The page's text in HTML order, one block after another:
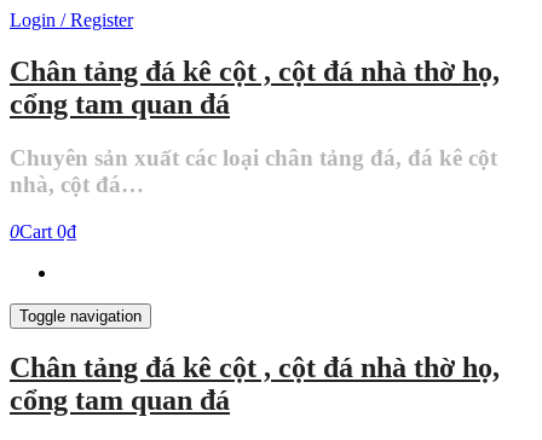
Skip
the
content
Login / Register
Chân tảng đá kê cột , cột đá nhà thờ họ,
cổng tam quan đá
Chuyên sản xuất các loại chân tảng đá, đá kê cột
nhà, cột đá…
0Cart 0₫
Toggle navigation
Chân tảng đá kê cột , cột đá nhà thờ họ,
cổng tam quan đá